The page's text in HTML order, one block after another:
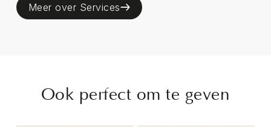
Meer over Services
Ook perfect om te geven